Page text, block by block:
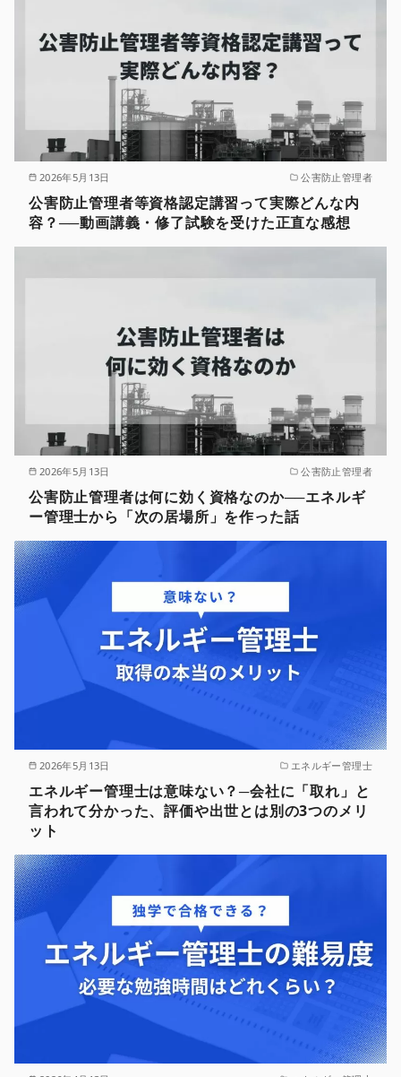
2026年5月13日 公害防止管理者
公害防止管理者等資格認定講習って実際どんな内
容？──動画講義・修了試験を受けた正直な感想
2026年5月13日 公害防止管理者
公害防止管理者は何に効く資格なのか──エネルギ
ー管理士から「次の居場所」を作った話
2026年5月13日 エネルギー管理士
エネルギー管理士は意味ない？─会社に「取れ」と
言われて分かった、評価や出世とは別の3つのメリ
ット